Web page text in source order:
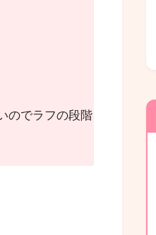
のでラフの段階